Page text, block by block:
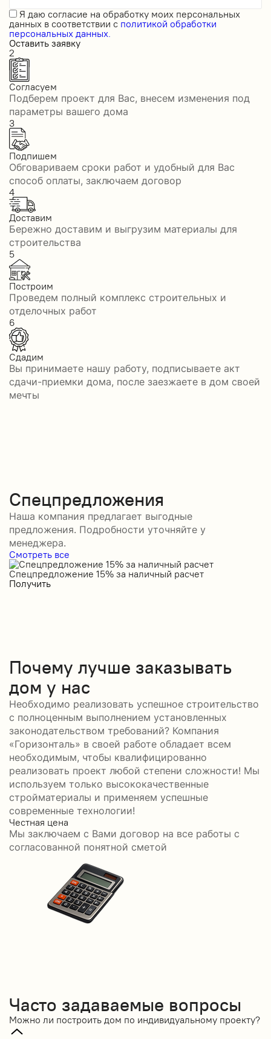
Я даю согласие на обработку моих персональных
данных в соответствии с политикой обработки
персональных данных.
Оставить заявку
2
Согласуем
Подберем проект для Вас, внесем изменения под
параметры вашего дома
3
Подпишем
Обговариваем сроки работ и удобный для Вас
способ оплаты, заключаем договор
4
Доставим
Бережно доставим и выгрузим материалы для
строительства
5
Построим
Проведем полный комплекс строительных и
отделочных работ
6
Сдадим
Вы принимаете нашу работу, подписываете акт
сдачи-приемки дома, после заезжаете в дом своей
мечты
Спецпредложения
Наша компания предлагает выгодные
предложения. Подробности уточняйте у
менеджера.
Смотреть все
Спецпредложение 15% за наличный расчет
Получить
Почему лучше заказывать
дом у нас
Необходимо реализовать успешное строительство
с полноценным выполнением установленных
законодательством требований? Компания
«Горизонталь» в своей работе обладает всем
необходимым, чтобы квалифицированно
реализовать проект любой степени сложности! Мы
используем только высококачественные
стройматериалы и применяем успешные
современные технологии!
Честная цена
Мы заключаем с Вами договор на все работы с
согласованной понятной сметой
Часто задаваемые вопросы
Можно ли построить дом по индивидуальному проекту?